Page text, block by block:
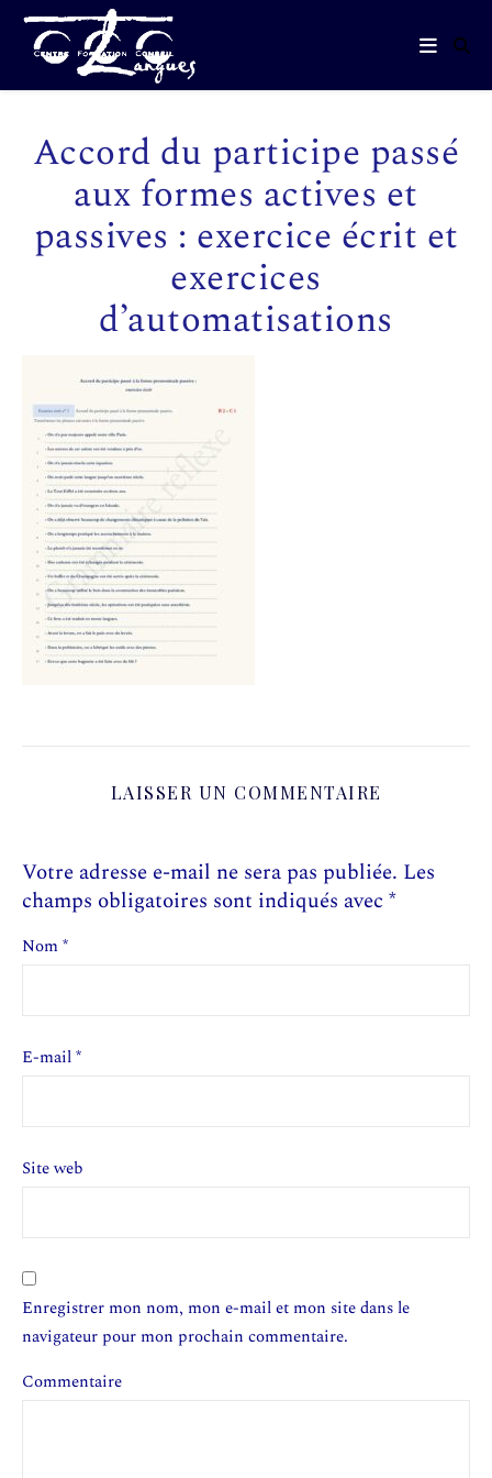
Accord du participe passé
aux formes actives et
passives : exercice écrit et
exercices
d’automatisations
LAISSER UN COMMENTAIRE
Votre adresse e-mail ne sera pas publiée. Les
champs obligatoires sont indiqués avec *
Nom*
E-mail*
Site web
Enregistrer mon nom, mon e-mail et mon site dans le
navigateur pour mon prochain commentaire.
Commentaire